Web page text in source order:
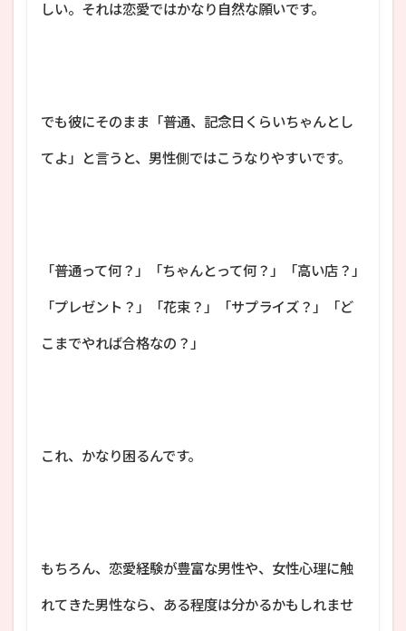
しい。それは恋愛ではかなり自然な願いです。
でも彼にそのまま「普通、記念日くらいちゃんとし
てよ」と言うと、男性側ではこうなりやすいです。
「普通って何？」「ちゃんとって何？」「高い店？」
「プレゼント？」「花束？」「サプライズ？」「ど
こまでやれば合格なの？」
これ、かなり困るんです。
もちろん、恋愛経験が豊富な男性や、女性心理に触
れてきた男性なら、ある程度は分かるかもしれませ